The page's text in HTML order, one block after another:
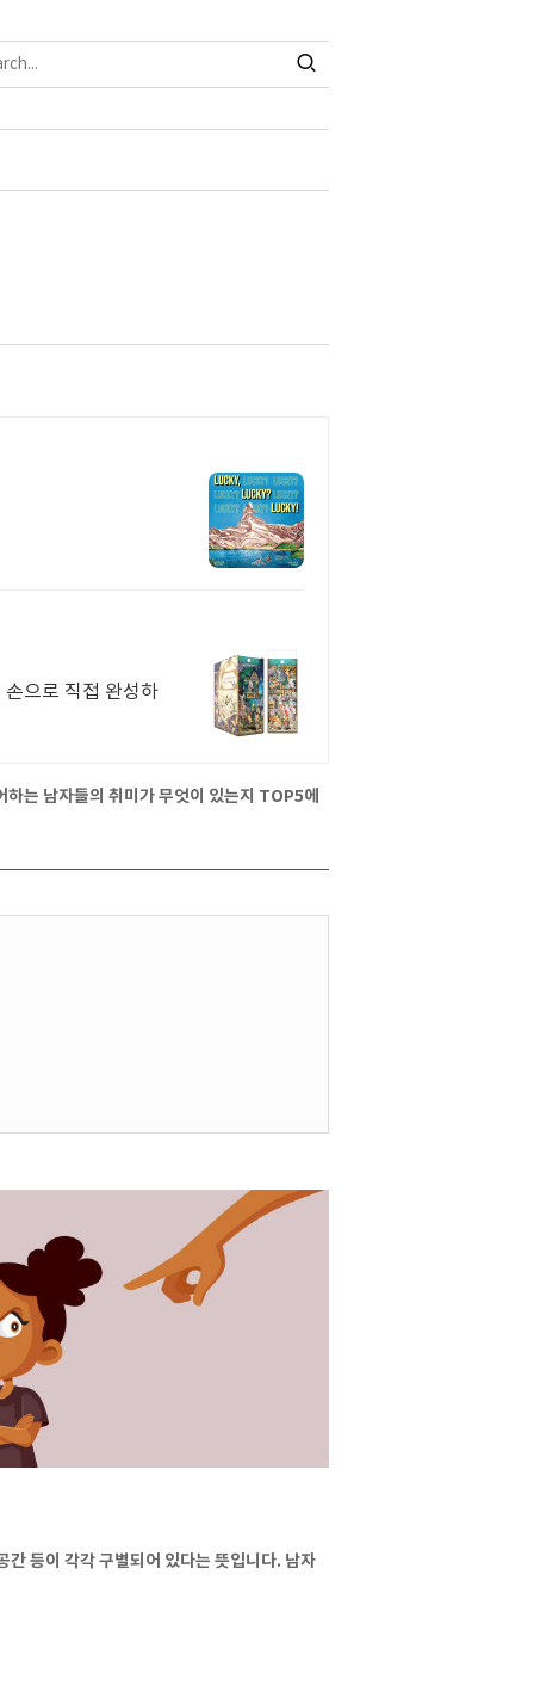
으로 직접 완성하
는 남자들의 취미가 무엇이 있는지 TOP5에
등이 각각 구별되어 있다는 뜻입니다. 남자